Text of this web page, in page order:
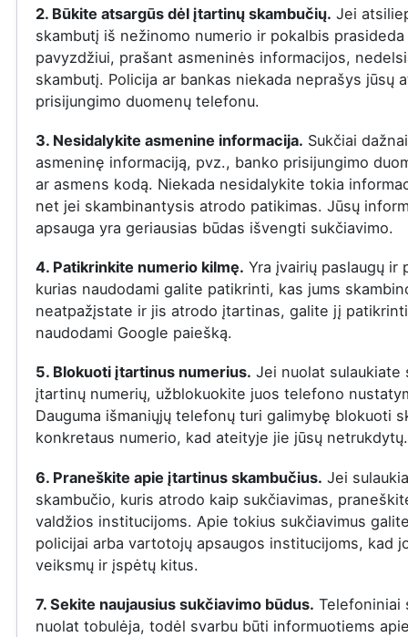
2. Būkite atsargūs dėl įtartinų skambučių. Jei
skambutį iš nežinomo numerio ir pokalbis
pavyzdžiui, prašant asmeninės informacijos,
skambutį. Policija ar bankas niekada neprašys jūsų
prisijungimo duomenų telefonu.
3. Nesidalykite asmenine informacija. Sukčiai
asmeninę informaciją, pvz., banko prisijungimo
ar asmens kodą. Niekada nesidalykite tokia
net jei skambinantysis atrodo patikimas. Jūsų
apsauga yra geriausias būdas išvengti sukčiavimo.
4. Patikrinkite numerio kilmę. Yra įvairių paslaugų ir
kurias naudodami galite patikrinti, kas jums
neatpažįstate ir jis atrodo įtartinas, galite jį
naudodami Google paiešką.
5. Blokuoti įtartinus numerius. Jei nuolat sulaukiate
įtartinų numerių, užblokuokite juos telefono
Dauguma išmaniųjų telefonų turi galimybę blokuoti
konkretaus numerio, kad ateityje jie jūsų netrukdytų.
6. Praneškite apie įtartinus skambučius. Jei
skambučio, kuris atrodo kaip sukčiavimas,
valdžios institucijoms. Apie tokius sukčiavimus
policijai arba vartotojų apsaugos institucijoms, kad
veiksmų ir įspėtų kitus.
7. Sekite naujausius sukčiavimo būdus. Telefoniniai
nuolat tobulėja, todėl svarbu būti informuotiems